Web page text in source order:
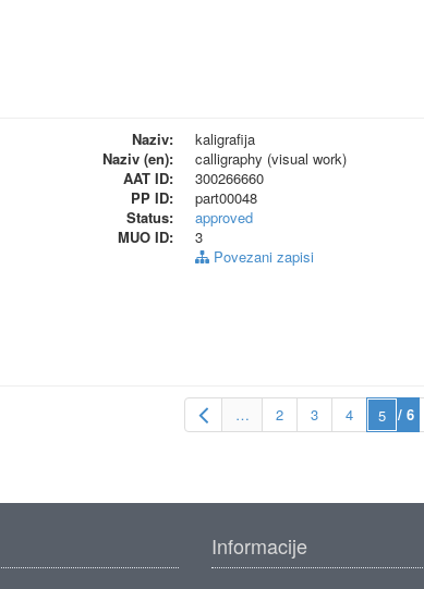
Naziv:
kaligrafija
Naziv (en):
calligraphy (visual work)
AAT ID:
300266660
PP ID:
part00048
Status:
approved
MUO ID:
3
Povezani zapisi
… 2 3 4 / 6
Informacije